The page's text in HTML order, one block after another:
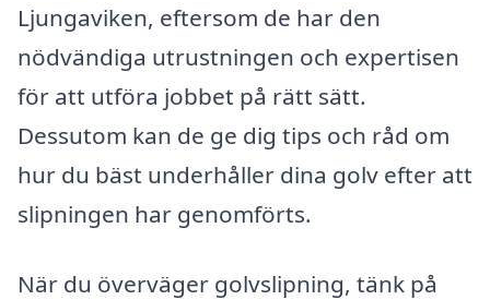
Ljungaviken, eftersom de har den
nödvändiga utrustningen och expertisen
för att utföra jobbet på rätt sätt.
Dessutom kan de ge dig tips och råd om
hur du bäst underhåller dina golv efter att
slipningen har genomförts.
När du överväger golvslipning, tänk på